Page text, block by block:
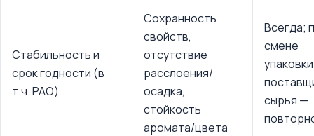
Стабильность и
срок годности (в
т.ч. PAO)
Сохранность
свойств,
отсутствие
расслоения/
осадка,
стойкость
аромата/цвета
Всегда;
смене
сырья —